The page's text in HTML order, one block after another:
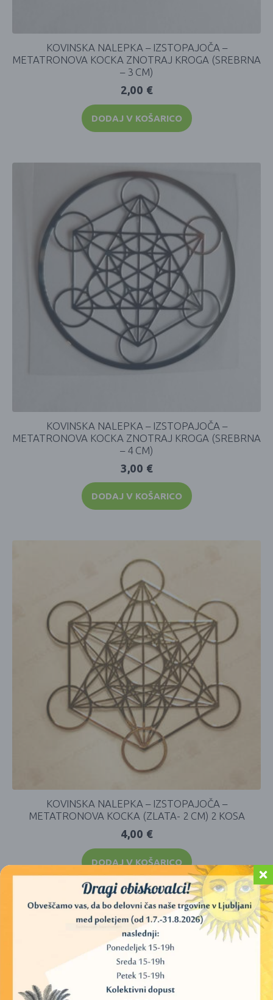
KOVINSKA NALEPKA – IZSTOPAJOČA –
METATRONOVA KOCKA ZNOTRAJ KROGA (SREBRNA
– 3 CM)
2,00 €
DODAJ V KOŠARICO
KOVINSKA NALEPKA – IZSTOPAJOČA –
METATRONOVA KOCKA ZNOTRAJ KROGA (SREBRNA
– 4 CM)
3,00 €
DODAJ V KOŠARICO
KOVINSKA NALEPKA – IZSTOPAJOČA –
METATRONOVA KOCKA (ZLATA- 2 CM) 2 KOSA
4,00 €
DODAJ V KOŠARICO